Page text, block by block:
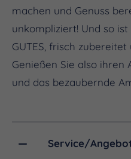
machen und Genuss
unkompliziert! Und so
GUTES, frisch
Genießen Sie also ihren
und das bezaubernde
Service/